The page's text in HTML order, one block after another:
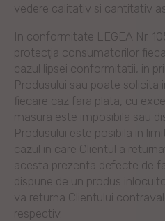
vedere calitativ si cantitativ
In conformitate LEGEA Nr.
protecţia consumatorilor
cazul lipsei conformitatii, in
Produsului sau poate solicita
fiecare caz fara plata, cu
masura este imposibila sau
Produsului este posibila in
cazul in care Clientul a
acesta prezenta defecte de
dispune de un produs
va returna Clientului
respectiv.